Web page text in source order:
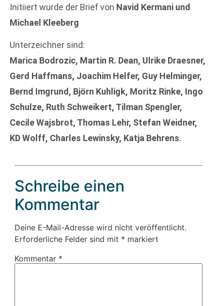
Initiiert wurde der Brief von Navid Kermani und
Michael Kleeberg
Unterzeichner sind:
Marica Bodrozic, Martin R. Dean, Ulrike Draesner,
Gerd Haffmans, Joachim Helfer, Guy Helminger,
Bernd Imgrund, Björn Kuhligk, Moritz Rinke, Ingo
Schulze, Ruth Schweikert, Tilman Spengler,
Cecile Wajsbrot, Thomas Lehr, Stefan Weidner,
KD Wolff, Charles Lewinsky, Katja Behrens.
Schreibe einen
Kommentar
Deine E-Mail-Adresse wird nicht veröffentlicht.
Erforderliche Felder sind mit * markiert
Kommentar *